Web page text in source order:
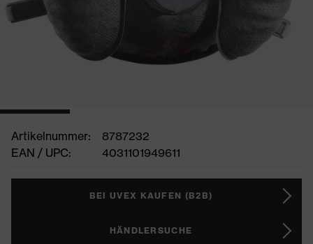
Artikelnummer:
8787232
EAN / UPC:
4031101949611
BEI UVEX KAUFEN (B2B)
HÄNDLERSUCHE